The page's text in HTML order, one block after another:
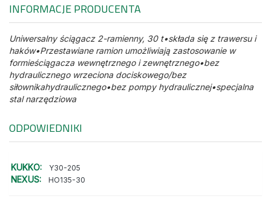
INFORMACJE PRODUCENTA
Uniwersalny ściągacz 2-ramienny, 30 t•składa się z trawersu i
haków•Przestawiane ramion umożliwiają zastosowanie w
formieściągacza wewnętrznego i zewnętrznego•bez
hydraulicznego wrzeciona dociskowego/bez
siłownikahydraulicznego•bez pompy hydraulicznej•specjalna
stal narzędziowa
ODPOWIEDNIKI
KUKKO: Y30-205
NEXUS: HO135-30